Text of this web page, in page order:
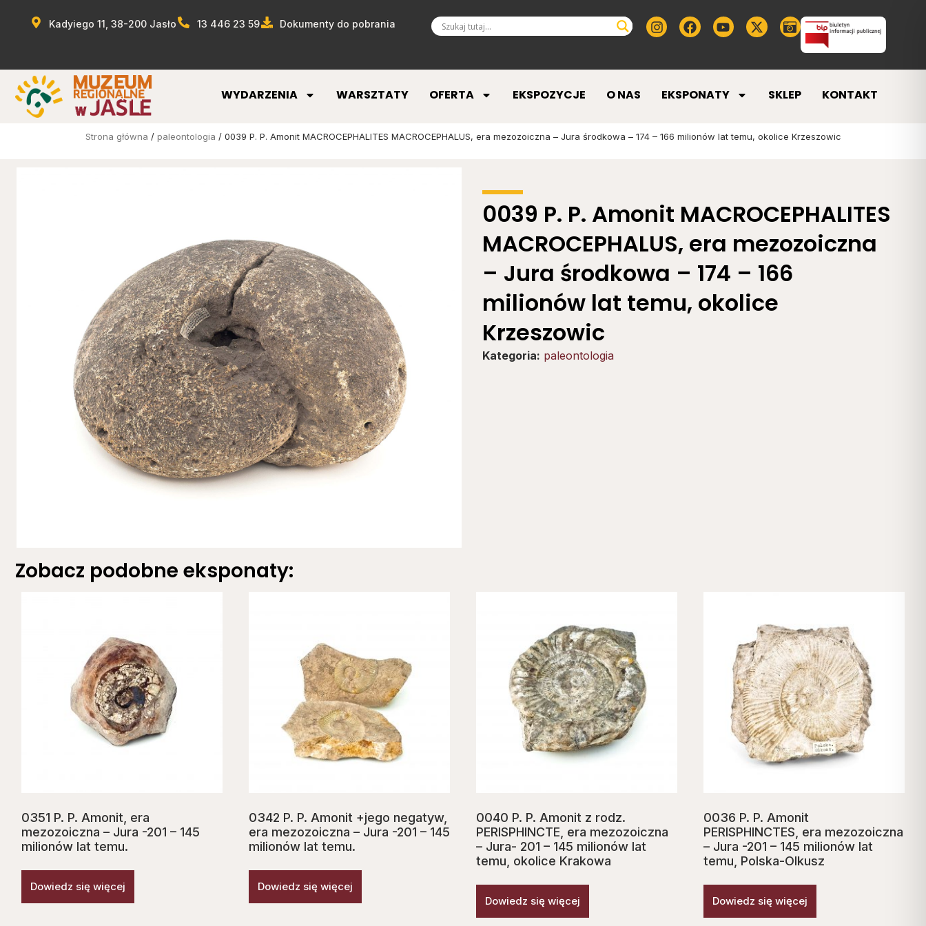
Kadyiego 11, 38-200 Jasło 13 446 23 59 Dokumenty do pobrania
WYDARZENIA WARSZTATY OFERTA EKSPOZYCJE O NAS EKSPONATY SKLEP KONTAKT
Strona główna / paleontologia / 0039 P. P. Amonit MACROCEPHALITES MACROCEPHALUS, era mezozoiczna – Jura środkowa – 174 – 166 milionów lat temu, okolice Krzeszowic
0039 P. P. Amonit MACROCEPHALITES
MACROCEPHALUS, era mezozoiczna
– Jura środkowa – 174 – 166
milionów lat temu, okolice
Krzeszowic
Kategoria: paleontologia
Zobacz podobne eksponaty:
0351 P. P. Amonit, era
mezozoiczna – Jura -201 – 145
milionów lat temu.
Dowiedz się więcej
0342 P. P. Amonit +jego negatyw,
era mezozoiczna – Jura -201 – 145
milionów lat temu.
Dowiedz się więcej
0040 P. P. Amonit z rodz.
PERISPHINCTE, era mezozoiczna
– Jura- 201 – 145 milionów lat
temu, okolice Krakowa
Dowiedz się więcej
0036 P. P. Amonit
PERISPHINCTES, era mezozoiczna
– Jura -201 – 145 milionów lat
temu, Polska-Olkusz
Dowiedz się więcej